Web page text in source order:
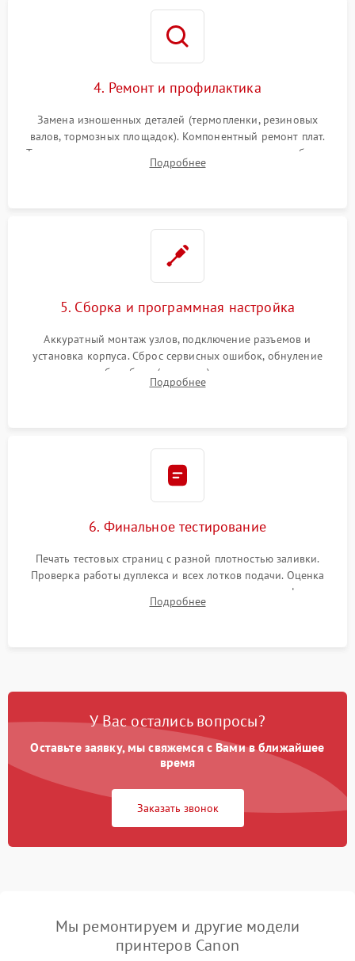
4. Ремонт и профилактика
Замена изношенных деталей (термопленки, резиновых
валов, тормозных площадок). Компонентный ремонт плат.
Тщательная очистка тракта печати, контактов и линз блока
лазера (LSU) от просыпанного тонера и пыли.
Подробнее
5. Сборка и программная настройка
Аккуратный монтаж узлов, подключение разъемов и
установка корпуса. Сброс сервисных ошибок, обнуление
счетчиков абсорбера (памперса) или узла переноса,
обновление прошивки и программная калибровка аппарата.
Подробнее
6. Финальное тестирование
Печать тестовых страниц с разной плотностью заливки.
Проверка работы дуплекса и всех лотков подачи. Оценка
качества запекания тонера и полное отсутствие дефектов
изображения перед выдачей готового устройства.
Подробнее
У Вас остались вопросы?
Оставьте заявку, мы свяжемся с Вами в ближайшее
время
Заказать звонок
Мы ремонтируем и другие модели
принтеров Canon